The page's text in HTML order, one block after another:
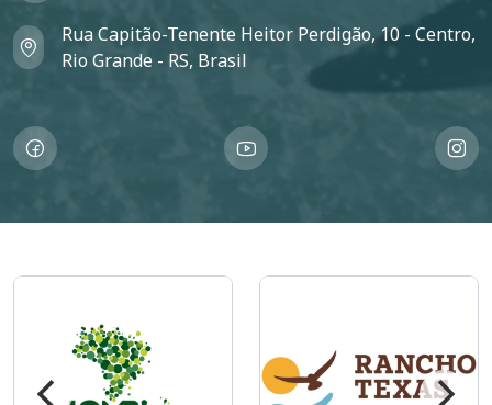
Rua Capitão-Tenente Heitor Perdigão, 10 - Centro,
Rio Grande - RS, Brasil
Imagem Imagem